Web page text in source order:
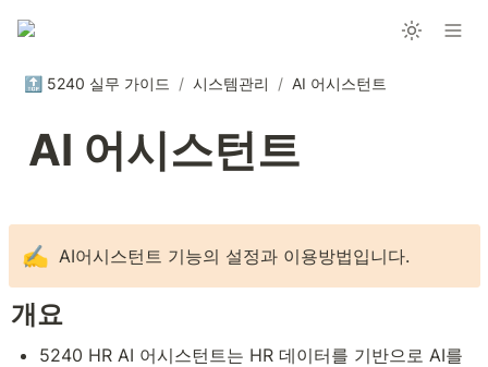
🔝 5240 실무 가이드 / 시스템관리 / AI 어시스턴트
AI 어시스턴트
✍️ AI어시스턴트 기능의 설정과 이용방법입니다.
개요
5240 HR AI 어시스턴트는 HR 데이터를 기반으로 AI를